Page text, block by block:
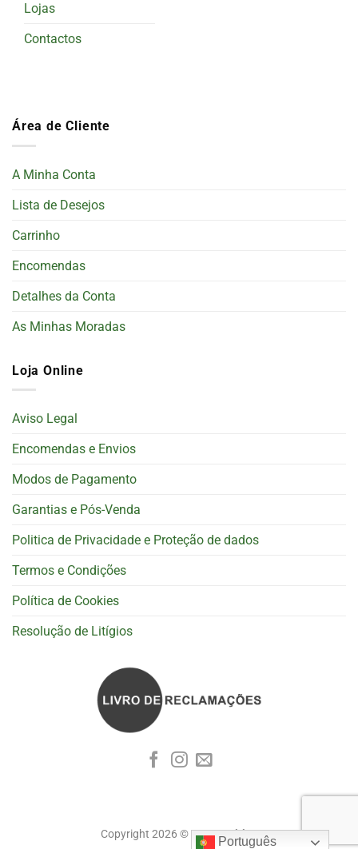
Lojas
Contactos
Área de Cliente
A Minha Conta
Lista de Desejos
Carrinho
Encomendas
Detalhes da Conta
As Minhas Moradas
Loja Online
Aviso Legal
Encomendas e Envios
Modos de Pagamento
Garantias e Pós-Venda
Politica de Privacidade e Proteção de dados
Termos e Condições
Política de Cookies
Resolução de Litígios
Copyright 2026 ©Cognoscitiva
Português